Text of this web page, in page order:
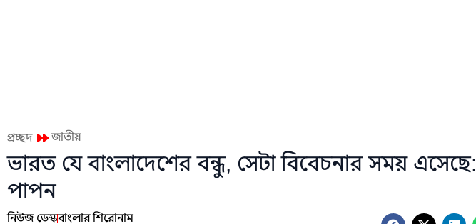
প্রচ্ছদ জাতীয়
ভারত যে বাংলাদেশের বন্ধু, সেটা বিবেচনার সময় এসেছে:
পাপন
নিউজ ডেস্কবাংলার শিরোনাম